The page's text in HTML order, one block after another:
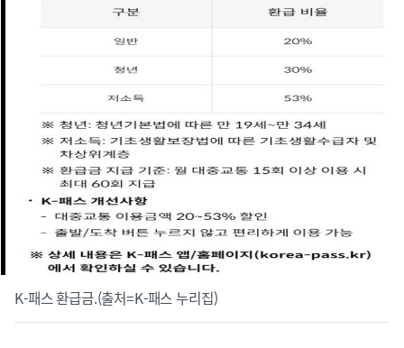
K-패스 환급금.(출처=K-패스 누리집)